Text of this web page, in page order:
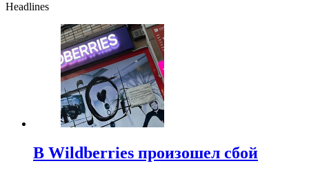
Headlines
В Wildberries произошел сбой